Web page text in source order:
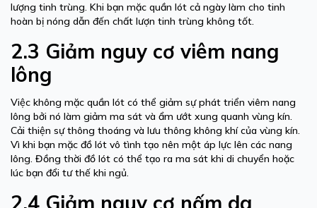
lượng tinh trùng. Khi bạn mặc quần lót cả ngày làm cho tinh
hoàn bị nóng dẫn đến chất lượn tinh trùng không tốt.
2.3 Giảm nguy cơ viêm nang
lông
Việc không mặc quần lót có thể giảm sự phát triển viêm nang
lông bởi nó làm giảm ma sát và ẩm ướt xung quanh vùng kín.
Cải thiện sự thông thoáng và lưu thông không khí của vùng kín.
Vì khi bạn mặc đồ lót vô tình tạo nên một áp lực lên các nang
lông. Đồng thời đồ lót có thể tạo ra ma sát khi di chuyển hoặc
lúc bạn đổi tư thế khi ngủ.
2.4 Giảm nguy cơ nấm da